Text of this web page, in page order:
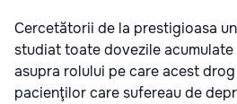
Cercetătorii de la prestigioasa
studiat toate dovezile
asupra rolului pe care acest
pacienţilor care sufereau de